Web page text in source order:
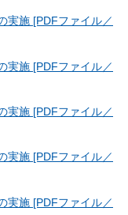
実施 [PDFファイル／
実施 [PDFファイル／
実施 [PDFファイル／
実施 [PDFファイル／
実施 [PDFファイル／